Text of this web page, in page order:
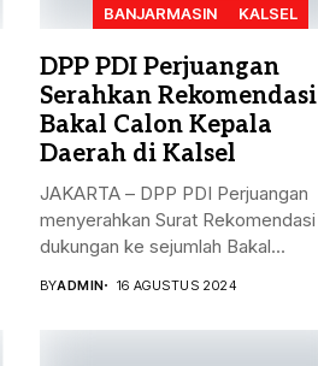
BANJARMASIN KALSEL
DPP PDI Perjuangan
Serahkan Rekomendasi
Bakal Calon Kepala
Daerah di Kalsel
JAKARTA – DPP PDI Perjuangan
menyerahkan Surat Rekomendasi
dukungan ke sejumlah Bakal...
BYADMIN 16 AGUSTUS 2024